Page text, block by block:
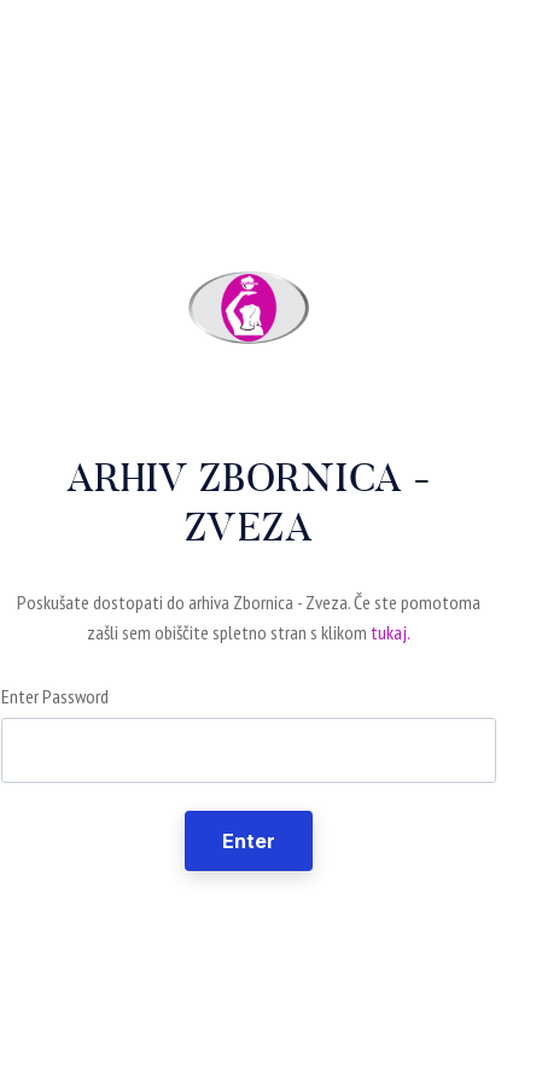
ARHIV ZBORNICA -
ZVEZA
Poskušate dostopati do arhiva Zbornica - Zveza. Če ste pomotoma
zašli sem obiščite spletno stran s klikom tukaj.
Enter Password
Enter